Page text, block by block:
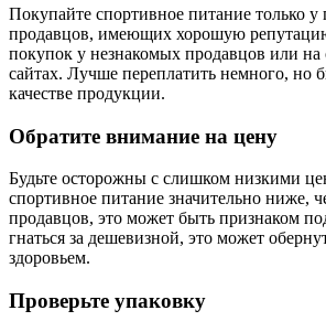
Покупайте спортивное питание только
продавцов, имеющих хорошую
покупок у незнакомых продавцов или
сайтах. Лучше переплатить немного, но
качестве продукции.
Обратите внимание на цену
Будьте осторожны с слишком низкими
спортивное питание значительно ниже,
продавцов, это может быть признаком
гнаться за дешевизной, это может
здоровьем.
Проверьте упаковку